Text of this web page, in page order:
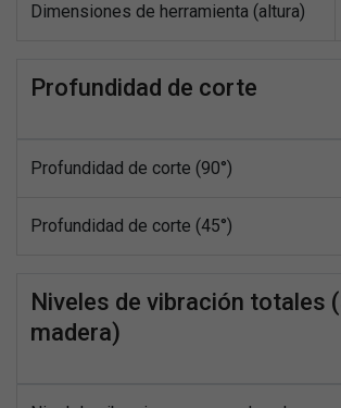
Dimensiones de herramienta (altura)
Profundidad de corte
Profundidad de corte (90°)
Profundidad de corte (45°)
Niveles de vibración totales
madera)